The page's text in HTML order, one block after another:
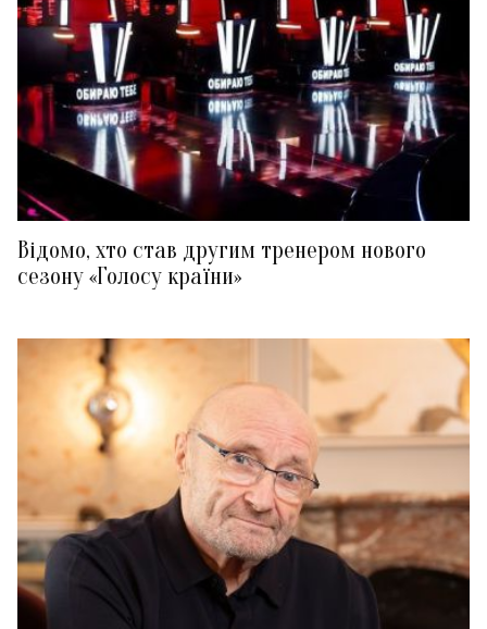
Відомо, хто став другим тренером нового
сезону «Голосу країни»